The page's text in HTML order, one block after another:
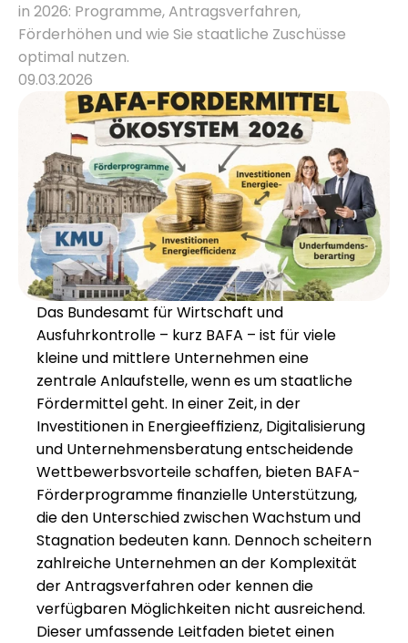
Karriere
Mehr erfahren
Referenzen
Über uns
Karriere
in 2026: Programme, Antragsverfahren,
Förderhöhen und wie Sie staatliche Zuschüsse
optimal nutzen.
09.03.2026
Das Bundesamt für Wirtschaft und
Ausfuhrkontrolle – kurz BAFA – ist für viele
kleine und mittlere Unternehmen eine
zentrale Anlaufstelle, wenn es um staatliche
Fördermittel geht. In einer Zeit, in der
Investitionen in Energieeffizienz, Digitalisierung
und Unternehmensberatung entscheidende
Wettbewerbsvorteile schaffen, bieten BAFA-
Förderprogramme finanzielle Unterstützung,
die den Unterschied zwischen Wachstum und
Stagnation bedeuten kann. Dennoch scheitern
zahlreiche Unternehmen an der Komplexität
der Antragsverfahren oder kennen die
verfügbaren Möglichkeiten nicht ausreichend.
Dieser umfassende Leitfaden bietet einen